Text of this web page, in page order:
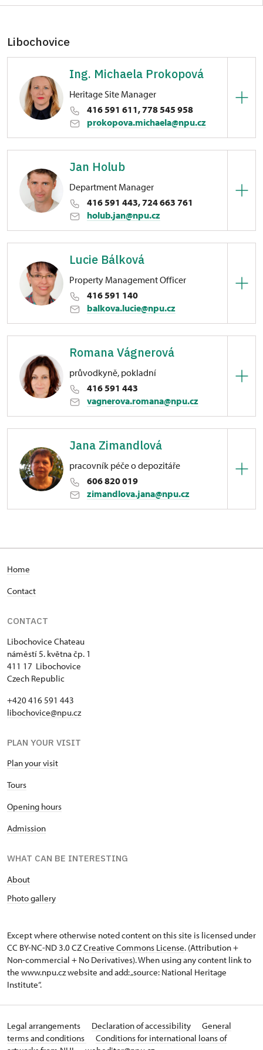
Libochovice
Ing. Michaela Prokopová
Heritage Site Manager
416 591 611, 778 545 958
prokopova.michaela@npu.cz
náměstí 5. května 1/, Libochovice
Jan Holub
Department Manager
416 591 443, 724 663 761
holub.jan@npu.cz
náměstí 5. května 1/, Libochovice
Lucie Bálková
Property Management Officer
416 591 140
balkova.lucie@npu.cz
náměstí 5. května 1/, Libochovice
Romana Vágnerová
průvodkyně, pokladní
416 591 443
vagnerova.romana@npu.cz
náměstí 5. května 1/, Libochovice
Jana Zimandlová
pracovník péče o depozitáře
606 820 019
zimandlova.jana@npu.cz
Home
Contact
CONTACT
Libochovice Chateau
náměstí 5. května čp. 1
411 17 Libochovice
Czech Republic
+420 416 591 443
libochovice@npu.cz
PLAN YOUR VISIT
Plan your visit
Tours
Opening hours
Admission
WHAT CAN BE INTERESTING
About
Photo gallery
Except where otherwise noted content on this site is licensed under
CC BY-NC-ND 3.0 CZCreative Commons License. (Attribution +
Non-commercial + No Derivatives). When using any content link to
the www.npu.cz website and add: „source: National Heritage
Institute“.
Legal arrangements Declaration of accessibility
General
terms and conditions
Conditions for international loans of